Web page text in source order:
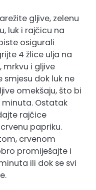
gljive, zelenu
luk i rajčicu na
osigurali
4 žlice ulja na
mrkvu i gljive
smjesu dok luk ne
omekšaju, što bi
Ostatak
rajčice
papriku.
crvenom
promiješajte i
ili dok se svi